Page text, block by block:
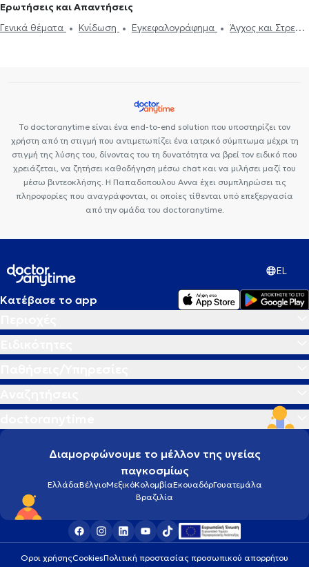
Ερωτήσεις και Απαντήσεις
Γενικά θέματα
Κνίδωση Εγκεφαλογράφημα
Άγχος και Στρες
Το doctoranytime είναι ένα end-to-end solution που υποστηρίζει τον
χρήστη από τη στιγμή που αντιμετωπίζει ένα ιατρικό σύμπτωμα μέχρι τη
στιγμή της λύσης του, δίνοντας του τη δυνατότητα να βρεί τον ειδικό που
χρειάζεται, να ζητήσει καθοδήγηση μέσω chat και να μιλήσει μαζί του
μέσω βιντεοκλήσης. Η Παπαδοπουλου Αννα έχει συμπληρώσει τις
πληροφορίες που αναγράφονται, οι οποίες τίθενται υπό επεξεργασία
από την ομάδα του doctoranytime.
EL
Κατέβασε το app
Διαμορφώνουμε το μέλλον της υγείας
παγκοσμίως
ΕλλάδαΒέλγιοΜεξικόΚολομβίαΕκουαδόρΓουατεμάλα
Βραζιλία
Οροι χρήσηςCookiesΠολιτική προστασίας προσωπικού απορρήτου